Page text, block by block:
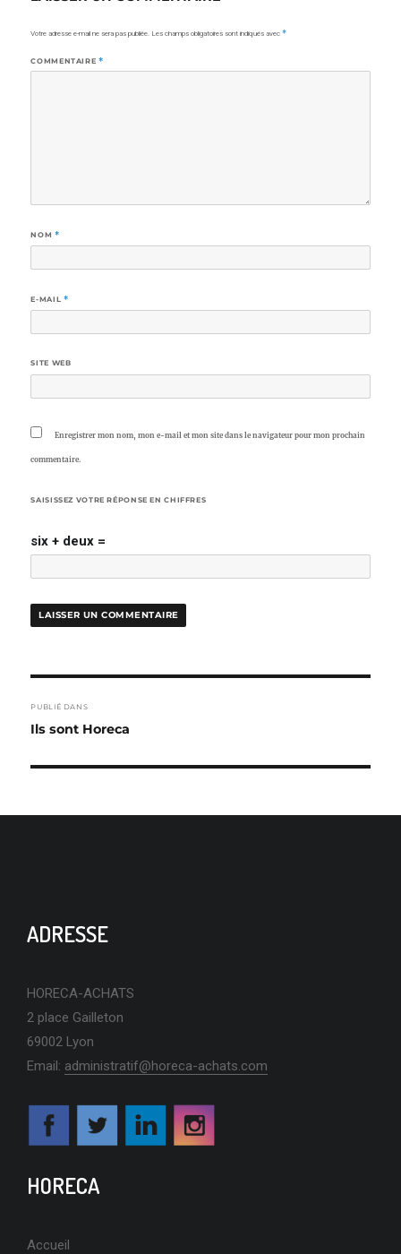
Votre adresse e-mail ne sera pas publiée. Les champs obligatoires sont indiqués avec*
COMMENTAIRE *
NOM *
E-MAIL *
SITE WEB
Enregistrer mon nom, mon e-mail et mon site dans le navigateur pour mon prochain
commentaire.
SAISISSEZ VOTRE RÉPONSE EN CHIFFRES
six + deux =
DE
PUBLIÉ DANS
Ils sont Horeca
ADRESSE
HORECA-ACHATS
2 place Gailleton
69002 Lyon
Email: administratif@horeca-achats.com
HORECA
Accueil